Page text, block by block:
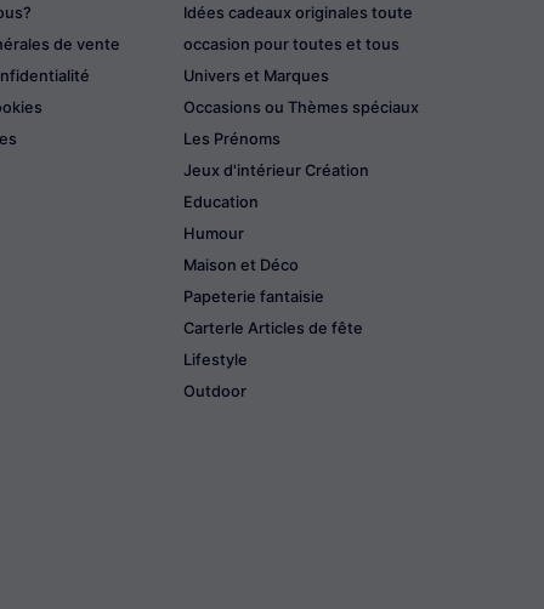
de vente
Idées cadeaux originales toute
occasion pour toutes et tous
Univers et Marques
Occasions ou Thèmes spéciaux
Les Prénoms
Jeux d'intérieur Création
Education
Humour
Maison et Déco
Papeterie fantaisie
CarterIe Articles de fête
Lifestyle
Outdoor